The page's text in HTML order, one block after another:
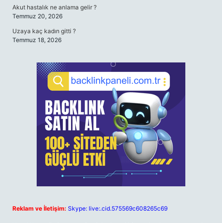
Akut hastalık ne anlama gelir ?
Temmuz 20, 2026
Uzaya kaç kadın gitti ?
Temmuz 18, 2026
Reklam ve İletişim: Skype: live:.cid.575569c608265c69